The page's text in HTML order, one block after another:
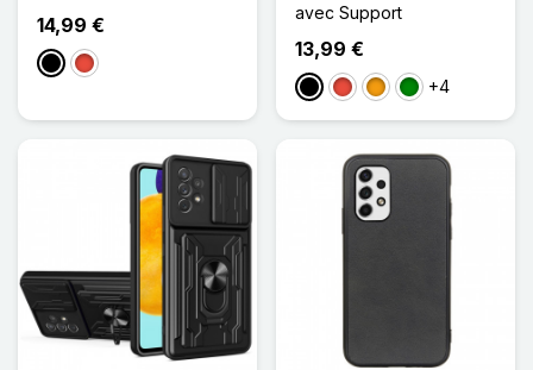
14,99 €
NoirRouge
avec Support
13,99 €
NoirRougeOrange
Vert+4